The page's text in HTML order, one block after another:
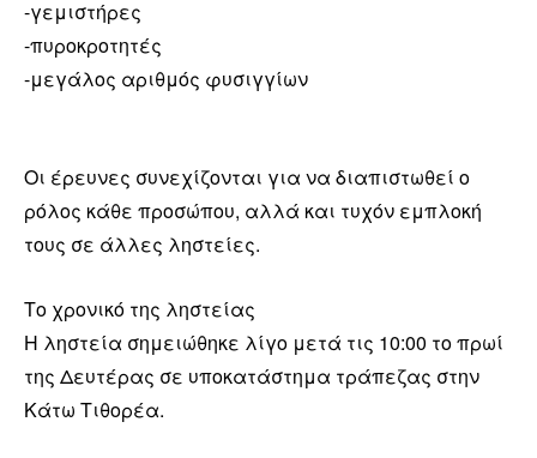
-γεμιστήρες
-πυροκροτητές
-μεγάλος αριθμός φυσιγγίων
Οι έρευνες συνεχίζονται για να διαπιστωθεί ο
ρόλος κάθε προσώπου, αλλά και τυχόν εμπλοκή
τους σε άλλες ληστείες.
Το χρονικό της ληστείας
Η ληστεία σημειώθηκε λίγο μετά τις 10:00 το πρωί
της Δευτέρας σε υποκατάστημα τράπεζας στην
Κάτω Τιθορέα.